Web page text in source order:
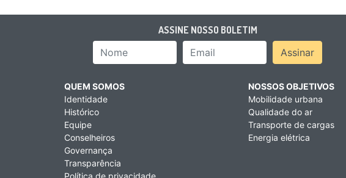
ASSINE NOSSO BOLETIM
Email AddressAssinar
QUEM SOMOS
Identidade
Histórico
Equipe
Conselheiros
Governança
Transparência
NOSSOS OBJETIVOS
Mobilidade urbana
Qualidade do ar
Transporte de cargas
Energia elétrica